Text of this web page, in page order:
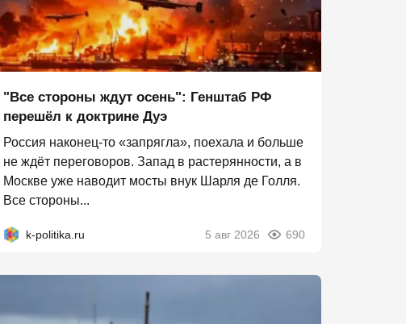
"Все стороны ждут осень": Генштаб РФ
перешёл к доктрине Дуэ
Россия наконец-то «запрягла», поехала и больше
не ждёт переговоров. Запад в растерянности, а в
Москве уже наводит мосты внук Шарля де Голля.
Все стороны...
k-politika.ru 5 авг 2026 690